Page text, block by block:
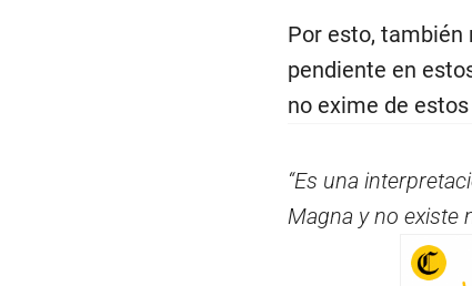
Por esto, también
pendiente en
no exime de
“Es una
Magna y no existe